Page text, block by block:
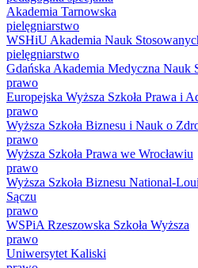
Akademia Tarnowska
pielęgniarstwo
WSHiU Akademia Nauk
pielęgniarstwo
Gdańska Akademia Medyczna Nauk
prawo
Europejska Wyższa Szkoła Prawa i
prawo
Wyższa Szkoła Biznesu i Nauk o
prawo
Wyższa Szkoła Prawa we Wrocławiu
prawo
Wyższa Szkoła Biznesu National-
Sączu
prawo
WSPiA Rzeszowska Szkoła Wyższa
prawo
Uniwersytet Kaliski